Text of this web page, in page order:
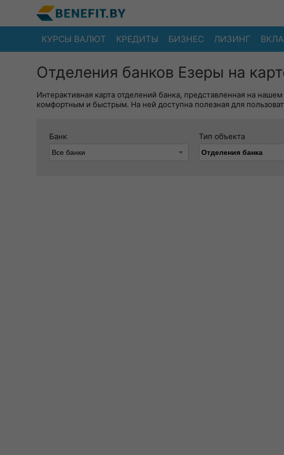
КУРСЫ ВАЛЮТ КРЕДИТЫ БИЗНЕС ЛИЗИНГ
Отделения банков Езеры на
Интерактивная карта отделений банка, представленная на
комфортным и быстрым. На ней доступна полезная для
Банк Тип объекта